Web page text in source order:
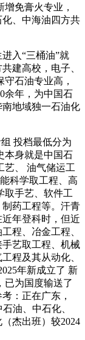
免膏火专业，
、中海油四方共
入“三桶油”就
建高校，电子、
石油专业高，
余年，为中国石
地域独一石油化
投档最低分为
本身就是中国石
艺、 油气储运工
科学取工程、高
取手艺、软件工
药工程等。汗青
年登科时，但近
程、冶金工程、
艺取工程、机械
程及其从动化、
年新成立了 新
已为国度输送了
：正在广东，
油、中石化、
杰出班）较2024